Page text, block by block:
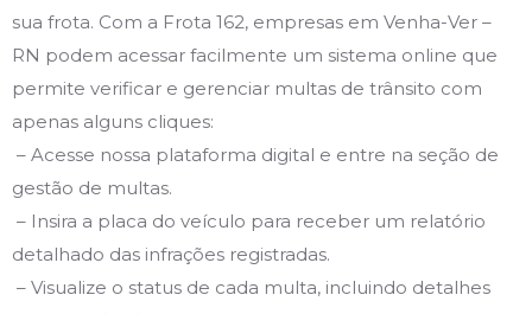
sua frota. Com a Frota 162, empresas em Venha-Ver –
RN podem acessar facilmente um sistema online que
permite verificar e gerenciar multas de trânsito com
apenas alguns cliques:
– Acesse nossa plataforma digital e entre na seção de
gestão de multas.
– Insira a placa do veículo para receber um relatório
detalhado das infrações registradas.
– Visualize o status de cada multa, incluindo detalhes